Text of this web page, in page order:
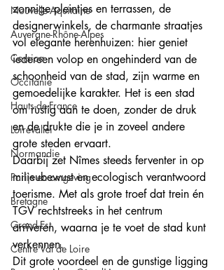
Nouvelle-Aquitaine
Auvergne-Rhône-Alpes
Corsica
Occitanie
Hauts-de-France
Loirevallei
Normandie
Parijs en omgeving
Bretagne
Grand-Est
Centre Val de Loire
zonnige pleintjes en terrassen, de
designerwinkels, de charmante straatjes
vol elegante herenhuizen: hier geniet
iedereen volop en ongehinderd van de
schoonheid van de stad, zijn warme en
gemoedelijke karakter. Het is een stad
om rustig aan te doen, zonder de druk
en de drukte die je in zoveel andere
grote steden ervaart.
Daarbij zet Nîmes steeds ferventer in op
milieubewust en ecologisch verantwoord
toerisme. Met als grote troef dat trein én
TGV rechtstreeks in het centrum
arriveren, waarna je te voet de stad kunt
verkennen.
Dit grote voordeel en de gunstige ligging